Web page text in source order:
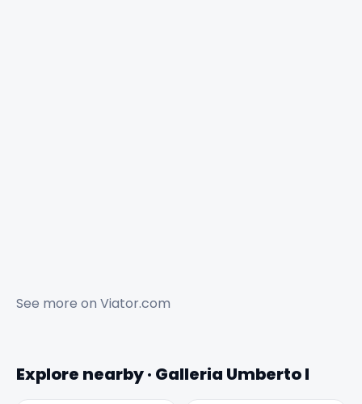
See more on Viator.com
Explore nearby · Galleria Umberto I